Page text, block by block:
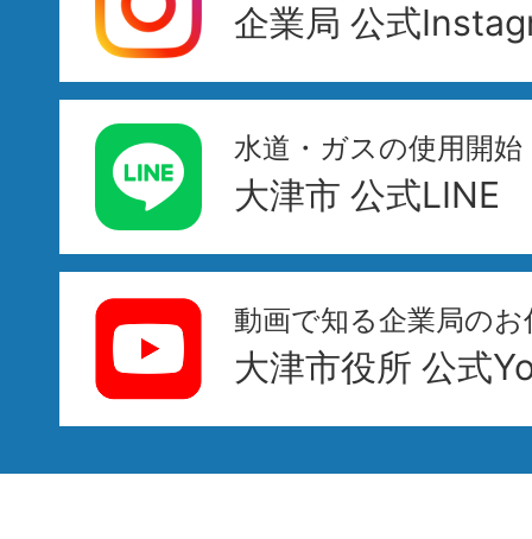
企業局 公式
水道・ガスの使用開
大津市 公式LINE
動画で知る企業局のお
大津市役所 公式